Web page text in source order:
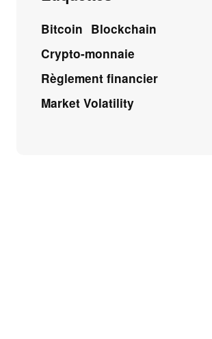
Bitcoin Blockchain
Crypto-monnaie
Règlement financier
Market Volatility